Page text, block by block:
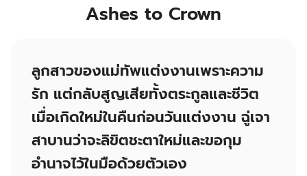
Ashes to Crown
ลูกสาวของแม่ทัพแต่งงานเพราะความ
รัก แต่กลับสูญเสียทั้งตระกูลและชีวิต
เมื่อเกิดใหม่ในคืนก่อนวันแต่งงาน ฉู่เจา
สาบานว่าจะลิขิตชะตาใหม่และขอกุม
อำนาจไว้ในมือด้วยตัวเอง